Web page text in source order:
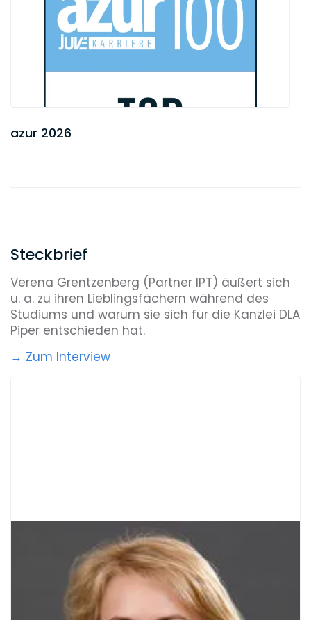
azur 2026
Steckbrief
Verena Grentzenberg (Partner IPT) äußert sich
u. a. zu ihren Lieblingsfächern während des
Studiums und warum sie sich für die Kanzlei DLA
Piper entschieden hat.
→ Zum Interview